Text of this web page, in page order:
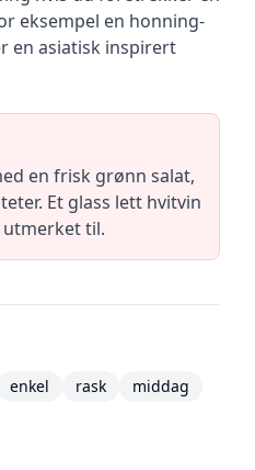
eksempel en honning-
en asiatisk inspirert
en frisk grønn salat,
Et glass lett hvitvin
utmerket til.
enkel rask
middag